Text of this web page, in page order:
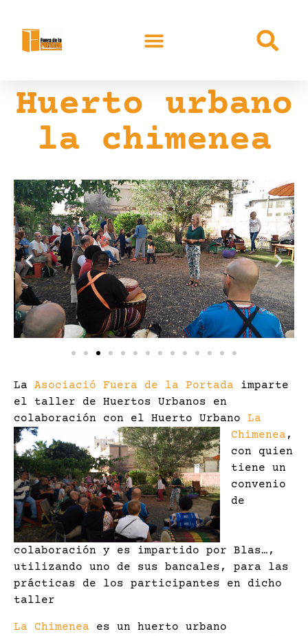
Huerto urbano
la chimenea
La Asociació Fuera de la Portada imparte
el taller de Huertos Urbanos en
colaboración con el Huerto Urbano La
Chimenea ,
con quien
tiene un
convenio
de
colaboración y es impartido por Blas…,
utilizando uno de sus bancales, para las
prácticas de los participantes en dicho
taller
La Chimenea es un huerto urbano